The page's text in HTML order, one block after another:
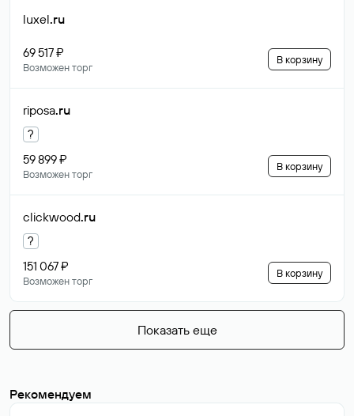
luxel.ru
69 517 ₽
Возможен торг
В корзину
riposa.ru
?
59 899 ₽
Возможен торг
В корзину
clickwood.ru
?
151 067 ₽
Возможен торг
В корзину
Показать еще
Рекомендуем